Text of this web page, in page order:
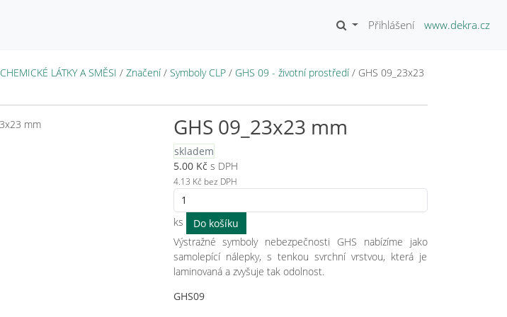
Přihlášení www.dekra.cz
CHEMICKÉ LÁTKY A SMĚSI / Značení/ Symboly CLP/ GHS 09 - životní prostředí/ GHS 09_23x23
GHS 09_23x23 mm
skladem
5.00Kč s DPH
4.13 Kč bez DPH
ks
Výstražné symboly nebezpečnosti GHS nabízíme jako
samolepící nálepky, s tenkou svrchní vrstvou, která je
laminovaná a zvyšuje tak odolnost.
GHS09